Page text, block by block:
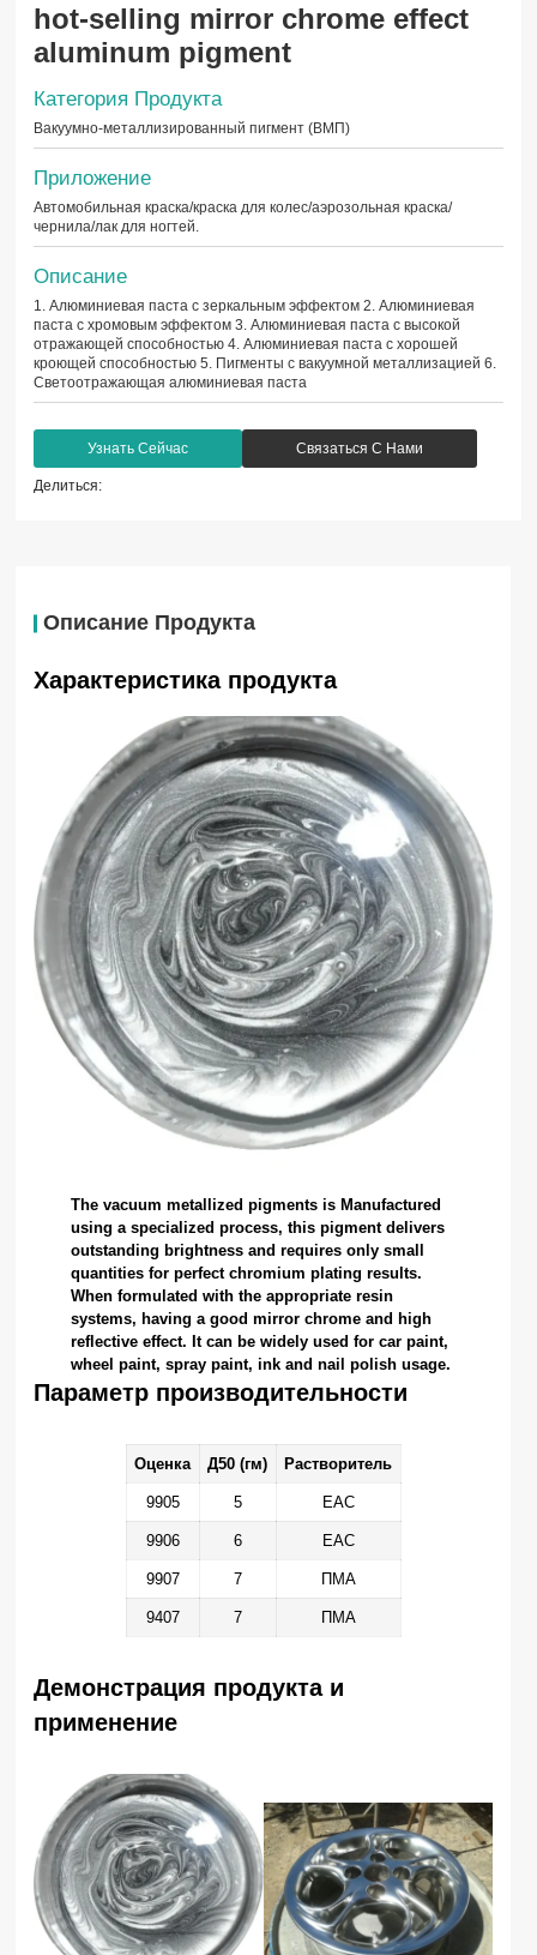
hot-selling mirror chrome effect
aluminum pigment
Категория Продукта
Вакуумно-металлизированный пигмент (ВМП)
Приложение
Автомобильная краска/краска для колес/аэрозольная краска/
чернила/лак для ногтей.
Описание
1. Алюминиевая паста с зеркальным эффектом 2. Алюминиевая
паста с хромовым эффектом 3. Алюминиевая паста с высокой
отражающей способностью 4. Алюминиевая паста с хорошей
кроющей способностью 5. Пигменты с вакуумной металлизацией 6.
Светоотражающая алюминиевая паста
Узнать Сейчас Связаться С Нами
Делиться:
Описание Продукта
Характеристика продукта
The vacuum metallized pigments is Manufactured
using a specialized process, this pigment delivers
outstanding brightness and requires only small
quantities for perfect chromium plating results.
When formulated with the appropriate resin
systems, having a good mirror chrome and high
reflective effect. It can be widely used for car paint,
wheel paint, spray paint, ink and nail polish usage.
Параметр производительности
Оценка Д50 (гм) Растворитель
9905 5 ЕАС
9906 6 ЕАС
9907 7 ПМА
9407 7 ПМА
Демонстрация продукта и
применение